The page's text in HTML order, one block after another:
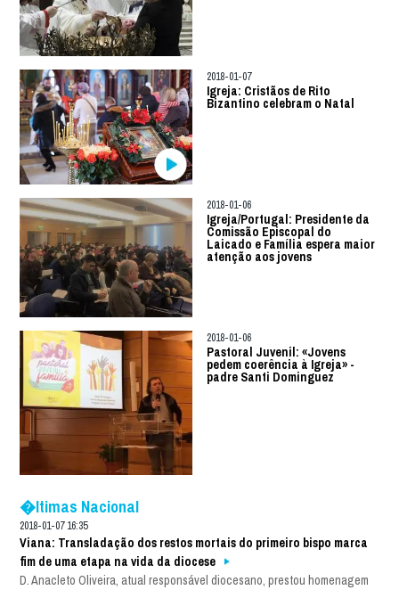
2018-01-07
Igreja: Cristãos de Rito
Bizantino celebram o Natal
2018-01-06
Igreja/Portugal: Presidente da
Comissão Episcopal do
Laicado e Família espera maior
atenção aos jovens
2018-01-06
Pastoral Juvenil: «Jovens
pedem coerência à Igreja» -
padre Santi Dominguez
�ltimas Nacional
2018-01-07 16:35
Viana: Transladação dos restos mortais do primeiro bispo marca
fim de uma etapa na vida da diocese
D. Anacleto Oliveira, atual responsável diocesano, prestou homenagem